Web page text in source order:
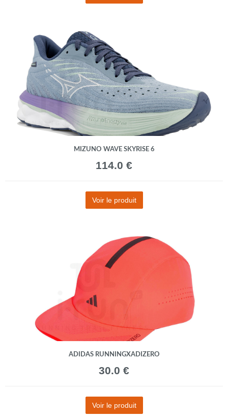
MIZUNO WAVE SKYRISE 6
114.0 €
Voir le produit
ADIDAS RUNNINGXADIZERO
30.0 €
Voir le produit